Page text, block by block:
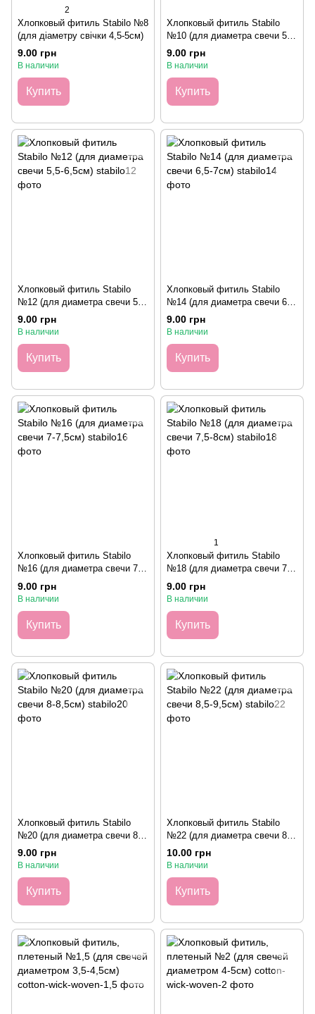
2
Хлопковый фитиль Stabilo №8
(для діаметру свічки 4,5-5см)
9.00 грн
В наличии
Купить
Хлопковый фитиль Stabilo
№10 (для диаметра свечи 5-
5,5см)
9.00 грн
В наличии
Купить
Хлопковый фитиль Stabilo
№12 (для диаметра свечи 5,5-
6,5см)
9.00 грн
В наличии
Купить
Хлопковый фитиль Stabilo
№14 (для диаметра свечи 6,5-
7см)
9.00 грн
В наличии
Купить
Хлопковый фитиль Stabilo
№16 (для диаметра свечи 7-
7,5см)
9.00 грн
В наличии
Купить
1
Хлопковый фитиль Stabilo
№18 (для диаметра свечи 7,5-
8см)
9.00 грн
В наличии
Купить
Хлопковый фитиль Stabilo
№20 (для диаметра свечи 8-
8,5см)
9.00 грн
В наличии
Купить
Хлопковый фитиль Stabilo
№22 (для диаметра свечи 8,5-
9,5см)
10.00 грн
В наличии
Купить